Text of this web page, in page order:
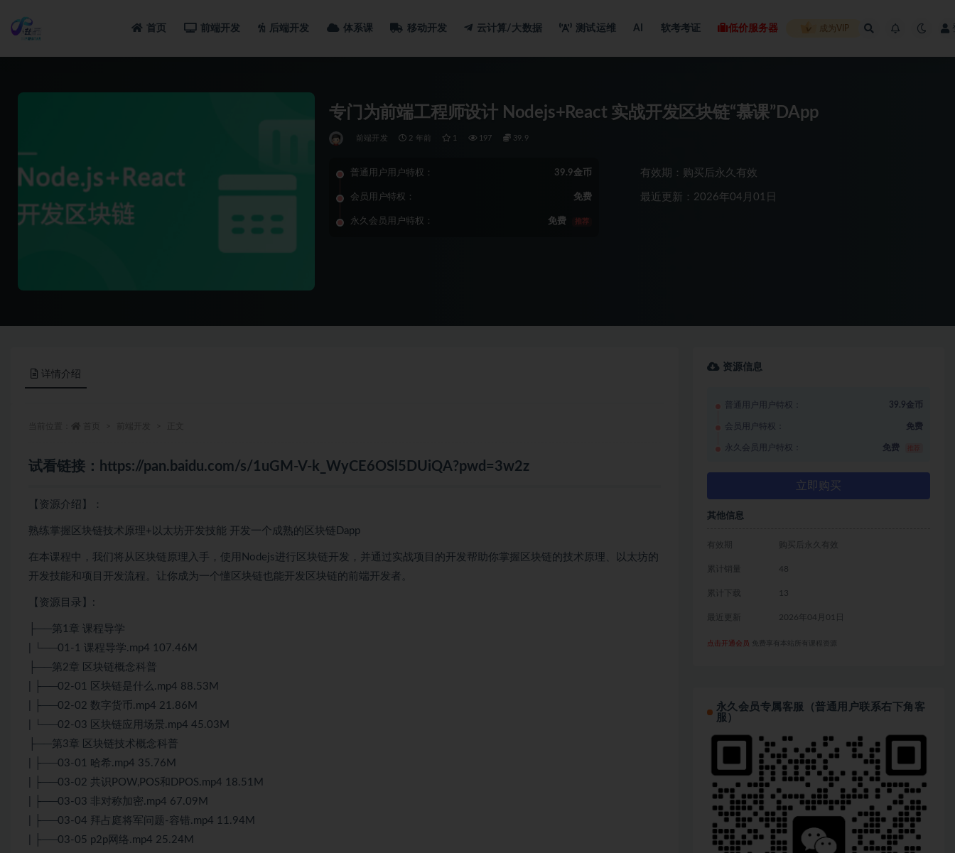
首页 前端开发 后端开发 体系课 移动开发 云计算/大数据 测试运维 AI 软考考证 低价服务器 成为VIP
专门为前端工程师设计 Nodejs+React 实战开发区块链“慕课”DApp
前端开发 2 年前 1 197 39.9
普通用户用户特权： 39.9金币
会员用户特权： 免费
永久会员用户特权： 免费 推荐
有效期：购买后永久有效
最近更新：2026年04月01日
详情介绍
试看链接： https://pan.baidu.com/s/1uGM-V-k_WyCE6OSl5DUiQA?pwd=3w2z
【资源介绍】：
熟练掌握区块链技术原理+以太坊开发技能 开发一个成熟的区块链Dapp
在本课程中，我们将从区块链原理入手，使用Nodejs进行区块链开发，并通过实战项目的开发帮助你掌握区块链的技术原理、以太坊的
开发技能和项目开发流程。让你成为一个懂区块链也能开发区块链的前端开发者。
【资源目录】:
├──第1章 课程导学
| └──01-1 课程导学.mp4 107.46M
├──第2章 区块链概念科普
| ├──02-01 区块链是什么.mp4 88.53M
| ├──02-02 数字货币.mp4 21.86M
| └──02-03 区块链应用场景.mp4 45.03M
├──第3章 区块链技术概念科普
| ├──03-01 哈希.mp4 35.76M
| ├──03-02 共识POW,POS和DPOS.mp4 18.51M
| ├──03-03 非对称加密.mp4 67.09M
| ├──03-04 拜占庭将军问题-容错.mp4 11.94M
| ├──03-05 p2p网络.mp4 25.24M
资源信息
普通用户用户特权： 39.9金币
会员用户特权： 免费
永久会员用户特权： 免费
立即购买
其他信息
有效期 购买后永久有效
累计销量 48
累计下载 13
最近更新 2026年04月01日
点击开通会员 免费享有本站所有课程资源
永久会员专属客服（普通用户联系右下角客
服）